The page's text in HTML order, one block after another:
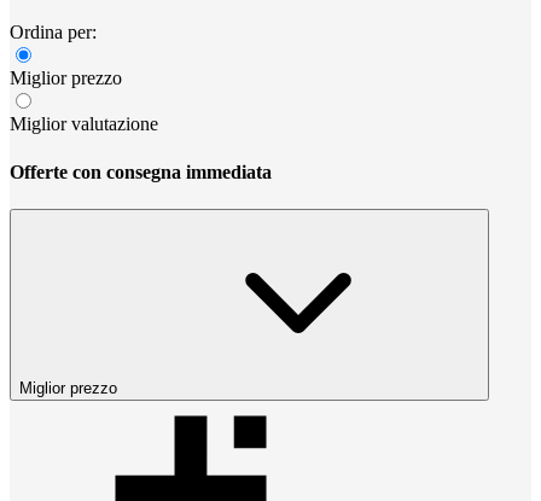
Ordina per:
Miglior prezzo
Miglior valutazione
Offerte con consegna immediata
Miglior prezzo